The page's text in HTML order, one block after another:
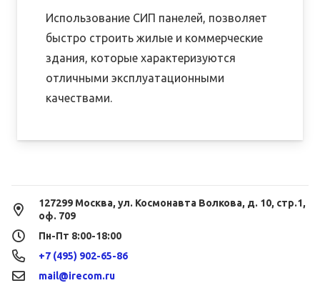
Использование СИП панелей, позволяет
быстро строить жилые и коммерческие
здания, которые характеризуются
отличными эксплуатационными
качествами.
127299 Москва, ул. Космонавта Волкова, д. 10, стр.1,
оф. 709
Пн-Пт 8:00-18:00
+7 (495) 902-65-86
mail@irecom.ru